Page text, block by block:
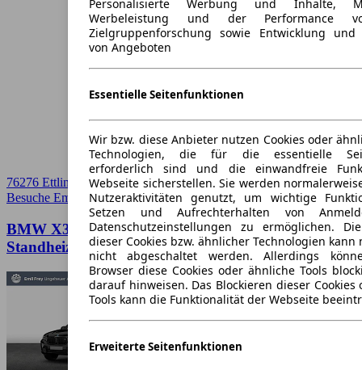
Personalisierte Werbung und Inhalte,
Werbeleistung und der Performance
Zielgruppenforschung sowie Entwicklung und
von Angeboten
Essentielle Seitenfunktionen
Wir bzw. diese Anbieter nutzen Cookies oder
Technologien, die für die essentielle
erforderlich sind und die einwandfreie
Webseite sicherstellen. Sie werden
Nutzeraktivitäten genutzt, um wichtige
Setzen und Aufrechterhalten von
Datenschutzeinstellungen zu ermöglichen.
dieser Cookies bzw. ähnlicher Technologien kann
nicht abgeschaltet werden. Allerdings
Browser diese Cookies oder ähnliche Tools
darauf hinweisen. Das Blockieren dieser
Tools kann die Funktionalität der Webseite
Erweiterte Seitenfunktionen
76276 Ettlingen
Besuche Emil Frey➚
BMW X3 M40d, Panoramadach, SHZ,
Standheizung